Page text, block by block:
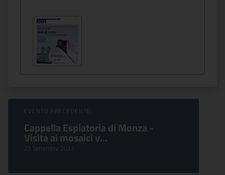
Sfoglia Eventi
EVENTO PRECEDENTE:
Cappella Espiatoria di Monza -
Visita ai mosaici v...
25 Settembre 2022